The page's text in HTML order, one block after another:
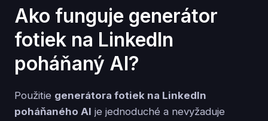
Ako funguje generátor
fotiek na LinkedIn
poháňaný AI?
Použitie generátora fotiek na LinkedIn
poháňaného AI je jednoduché a nevyžaduje